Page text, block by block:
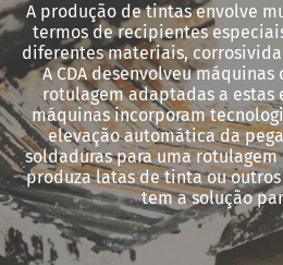
A produção de tintas envolve
termos de recipientes
diferentes materiais,
A CDA desenvolveu
rotulagem adaptadas a estas
máquinas incorporam
elevação automática da
soldaduras para uma
produza latas de tinta ou outros
tem a solução